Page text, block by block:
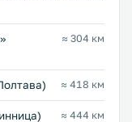
≈ 304 км
≈ 418 км
≈ 444 км